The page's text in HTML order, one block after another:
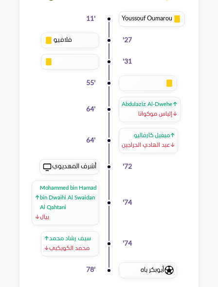
Youssouf Oumarou
11'
27
' فلافيو
31
'
55'
↑
Abdulaziz Al-Dwehe
↓ إلياس موكوانا
64'
↑ميغيل كارفاليو
↓عبد الهادي الحراجين
64'
72
' أشرف المهديوي
74
'
↑
Mohammed bin Hamad
bin Dwaihi Al Swaidan
Al Qahtani
↓بيال
74
'
↑سيف رشاد محمد
↓محمد الكويكبي
أبوبكر باه 78'